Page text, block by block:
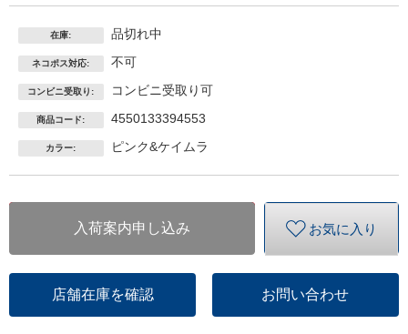
在庫: 品切れ中
ネコポス対応: 不可
コンビニ受取り: コンビニ受取り可
商品コード: 4550133394553
カラー: ピンク&ケイムラ
入荷案内申し込み お気に入り
店舗在庫を確認 お問い合わせ